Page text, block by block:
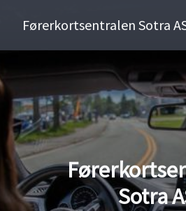
Førerkortsentralen Sotra
Sotra